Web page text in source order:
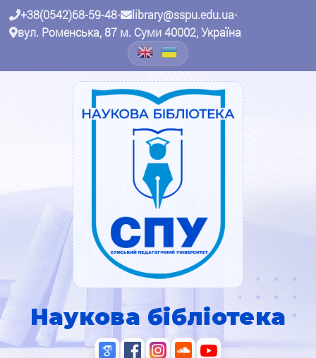
+38(0542)68-59-48• library@sspu.edu.ua•
вул. Роменська, 87 м. Суми 40002, Україна
Наукова бібліотека